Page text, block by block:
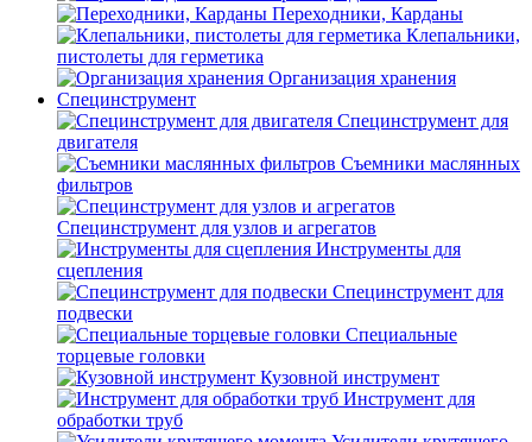
Переходники, Карданы
Клепальники,
пистолеты для герметика
Организация хранения
Специнструмент
Специнструмент для
двигателя
Съемники маслянных
фильтров
Специнструмент для узлов и агрегатов
Инструменты для
сцепления
Специнструмент для
подвески
Специальные
торцевые головки
Кузовной инструмент
Инструмент для
обработки труб